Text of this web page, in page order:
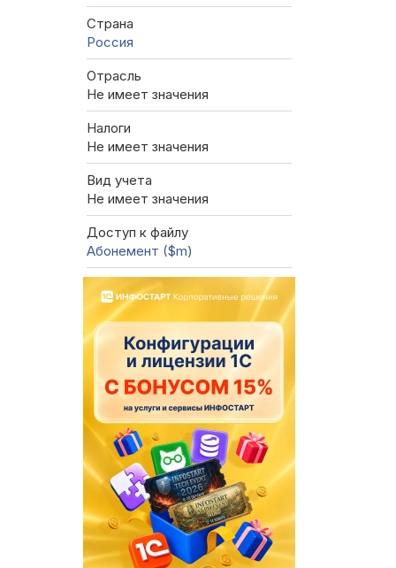
Страна
Россия
Отрасль
Не имеет значения
Налоги
Не имеет значения
Вид учета
Не имеет значения
Доступ к файлу
Абонемент ($m)